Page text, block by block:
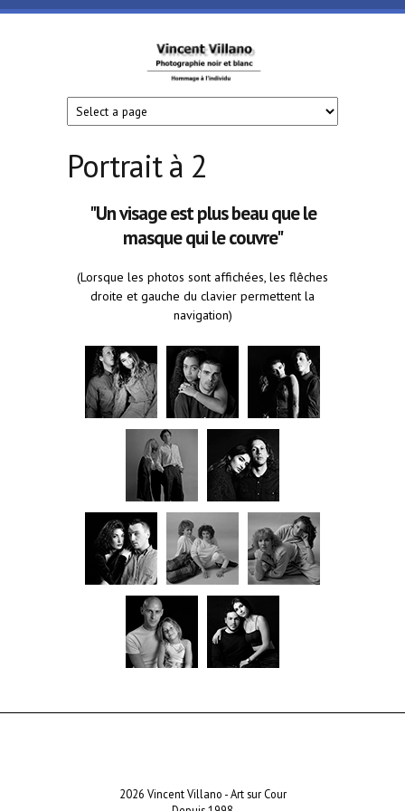
Aller au contenu principal
Vincent
Villano
- Art
sur
Cour
Portrait à 2
"Un visage est plus beau que le
masque qui le couvre"
(Lorsque les photos sont affichées, les flêches
droite et gauche du clavier permettent la
navigation)
2026 Vincent Villano - Art sur Cour